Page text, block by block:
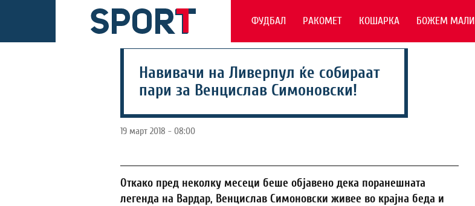
ФУДБАЛ РАКОМЕТ КОШАРКА БОЖЕМ МАЛИ
Навивачи на Ливерпул ќе собираат
пари за Венцислав Симоновски!
19 март 2018 - 08:00
Откако пред неколку месеци беше објавено дека поранешната
легенда на Вардар, Венцислав Симоновски живее во крајна беда и